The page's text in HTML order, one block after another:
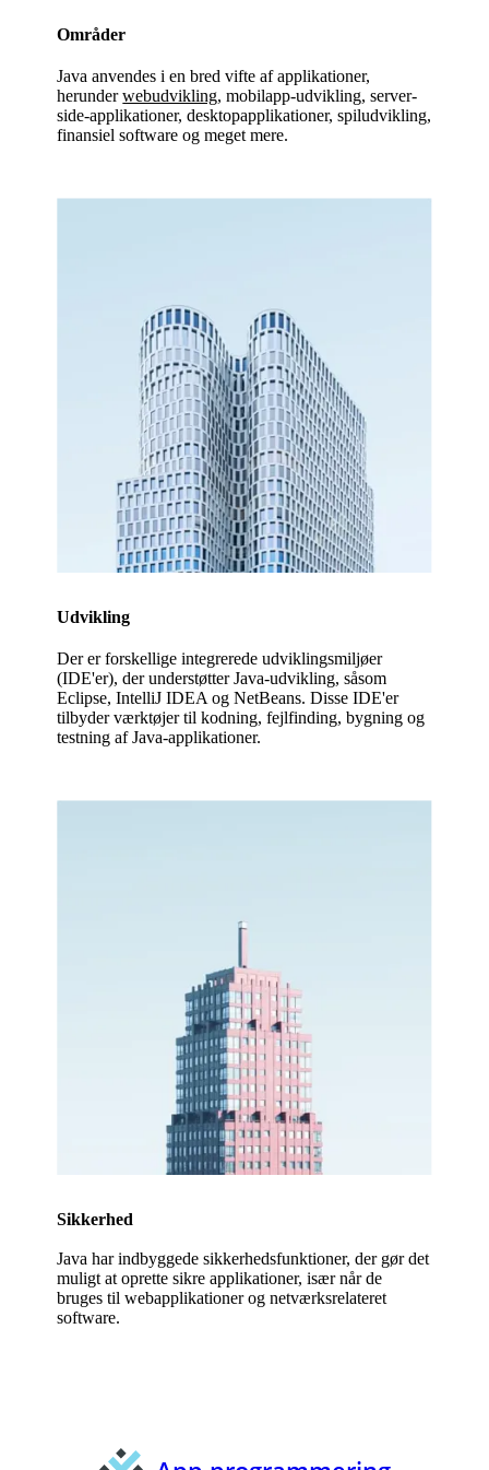
Områder
Java anvendes i en bred vifte af applikationer,
herunderwebudvikling, mobilapp-udvikling, server-
side-applikationer, desktopapplikationer, spiludvikling,
finansiel software og meget mere.
Udvikling
Der er forskellige integrerede udviklingsmiljøer
(IDE'er), der understøtter Java-udvikling, såsom
Eclipse, IntelliJ IDEA og NetBeans. Disse IDE'er
tilbyder værktøjer til kodning, fejlfinding, bygning og
testning af Java-applikationer.
Sikkerhed
Java har indbyggede sikkerhedsfunktioner, der gør det
muligt at oprette sikre applikationer, især når de
bruges til webapplikationer og netværksrelateret
software.